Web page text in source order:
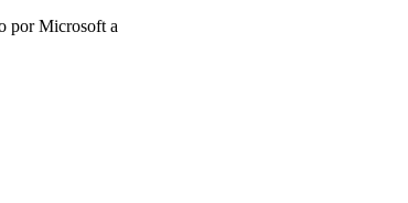
por Microsoft a